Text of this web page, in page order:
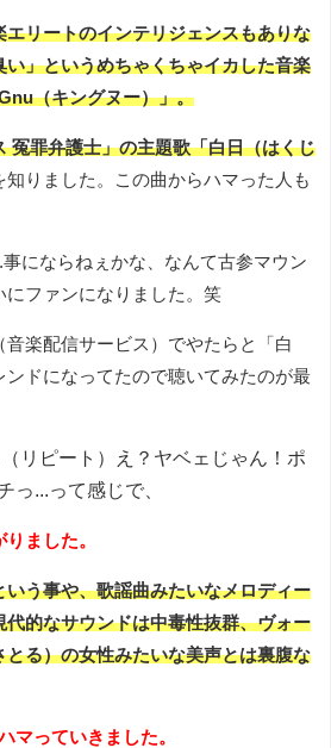
リートのインテリジェンスもありな
」というめちゃくちゃイカした音楽
（キングヌー）」。
冤罪弁護士」の主題歌「白日（はくじ
知りました。この曲からハマった人も
にならねぇかな、なんて古参マウン
にファンになりました。笑
楽配信サービス）でやたらと「白
ンドになってたので聴いてみたのが最
リピート）え？ヤベェじゃん！ポ
っ...って感じで、
ました。
う事や、歌謡曲みたいなメロディー
的なサウンドは中毒性抜群、ヴォー
る）の女性みたいな美声とは裏腹な
マっていきました。